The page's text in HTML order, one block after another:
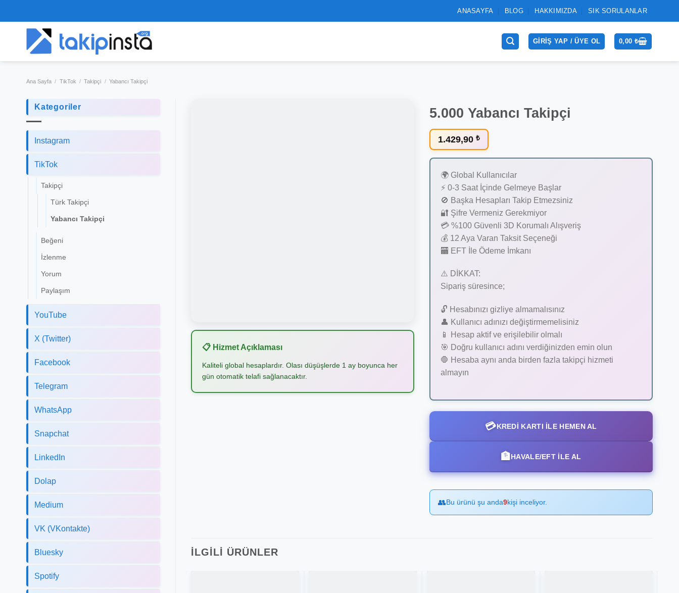
ANASAYFA BLOG HAKKIMIZDA SIK SORULANLAR
GIRIŞ YAP / ÜYE OL 0,00₺
Ana Sayfa / TikTok / Takipçi / Yabancı Takipçi
Kategoriler
Instagram
TikTok
Takipçi
Türk Takipçi
Yabancı Takipçi
Beğeni
İzlenme
Yorum
Paylaşım
YouTube
X (Twitter)
Facebook
Telegram
WhatsApp
Snapchat
LinkedIn
Dolap
Medium
VK (VKontakte)
Bluesky
Spotify
📋 Hizmet Açıklaması
Kaliteli global hesaplardır. Olası düşüşlerde 1 ay boyunca her
gün otomatik telafi sağlanacaktır.
5.000 Yabancı Takipçi
1.429,90 ₺
🌍 Global Kullanıcılar
⚡ 0-3 Saat İçinde Gelmeye Başlar
🚫 Başka Hesapları Takip Etmezsiniz
🔐 Şifre Vermeniz Gerekmiyor
💳 %100 Güvenli 3D Korumalı Alışveriş
💰 12 Aya Varan Taksit Seçeneği
🏧 EFT İle Ödeme İmkanı
⚠️ DİKKAT:
Sipariş süresince;
🔓 Hesabınızı gizliye almamalısınız
👤 Kullanıcı adınızı değiştirmemelisiniz
📱 Hesap aktif ve erişilebilir olmalı
🎯 Doğru kullanıcı adını verdiğinizden emin olun
🛑 Hesaba aynı anda birden fazla takipçi hizmeti
almayın
💳KREDI KARTI ILE HEMEN AL
🏦HAVALE/EFT İLE AL
👥Bu ürünü şu anda9kişi inceliyor.
İLGILI ÜRÜNLER